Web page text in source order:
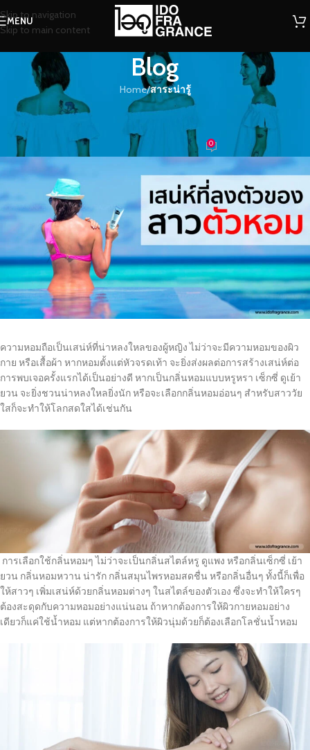
Skip to navigation
Skip to main content
MENU
Blog
Home/สาระน่ารู้
สาระน่ารู้
เสน่ห์ที่ลงตัวของสาวตัวหอม
น้ำหอมOn 29/05/2023 0
ความหอมถือเป็นเสน่ห์ที่น่าหลงใหลของผู้หญิง ไม่ว่าจะมีความหอมของผิว
กาย หรือเสื้อผ้า หากหอมตั้งแต่หัวจรดเท้า จะยิ่งส่งผลต่อการสร้างเสน่ห์ต่อ
การพบเจอครั้งแรกได้เป็นอย่างดี หากเป็นกลิ่นหอมแบบหรูหรา เซ็กซี่ ดูเย้า
ยวน จะยิ่งชวนน่าหลงใหลยิ่งนัก หรือจะเลือกกลิ่นหอมอ่อนๆ สำหรับสาววัย
ใสก็จะทำให้โลกสดใสได้เช่นกัน
การเลือกใช้กลิ่นหอมๆ ไม่ว่าจะเป็นกลิ่นสไตล์หรู ดูแพง หรือกลิ่นเซ็กซี่ เย้า
ยวน กลิ่นหอมหวาน น่ารัก กลิ่นสมุนไพรหอมสดชื่น หรือกลิ่นอื่นๆ ทั้งนี้ก็เพื่อ
ให้สาวๆ เพิ่มเสน่ห์ด้วยกลิ่นหอมต่างๆ ในสไตล์ของตัวเอง ซึ่งจะทำให้ใครๆ
ต้องสะดุดกับความหอมอย่างแน่นอน ถ้าหากต้องการให้ผิวกายหอมอย่าง
เดียวก็แค่ใช้น้ำหอม แต่หากต้องการให้ผิวนุ่มด้วยก็ต้องเลือกโลชั่นน้ำหอม